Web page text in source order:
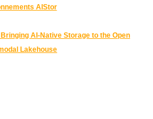
AIStor
AI-Native Storage to the Open
Lakehouse